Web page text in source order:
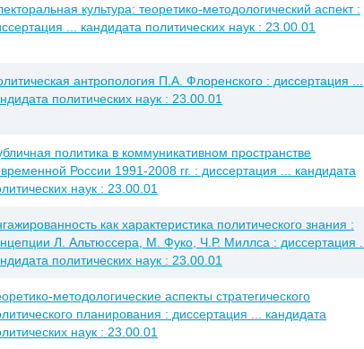
культура: теоретико-методологический аспект :
... кандидата политических наук : 23.00.01
антропология П.А. Флоренского : диссертация ...
политических наук : 23.00.01
политика в коммуникативном пространстве
России 1991-2008 гг. : диссертация ... кандидата
наук : 23.00.01
как характеристика политического знания :
Л. Альтюссера, М. Фуко, Ч.Р. Миллса : диссертация ...
политических наук : 23.00.01
методологические аспекты стратегического
планирования : диссертация ... кандидата
наук : 23.00.01